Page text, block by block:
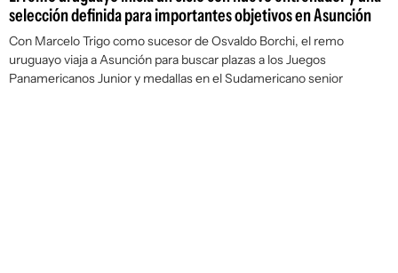
selección definida para importantes objetivos en Asunción
Con Marcelo Trigo como sucesor de Osvaldo Borchi, el remo
uruguayo viaja a Asunción para buscar plazas a los Juegos
Panamericanos Junior y medallas en el Sudamericano senior